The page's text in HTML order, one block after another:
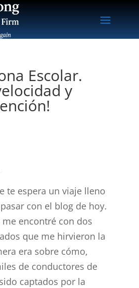
Escolar.
y
te espera un viaje lleno
con el blog de hoy.
encontré con dos
que me hirvieron la
era sobre cómo,
de conductores de
captados por la